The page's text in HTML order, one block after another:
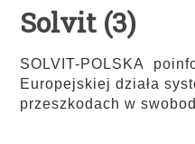
Solvit (3)
SOLVIT-POLSKA
Europejskiej działa
przeszkodach w